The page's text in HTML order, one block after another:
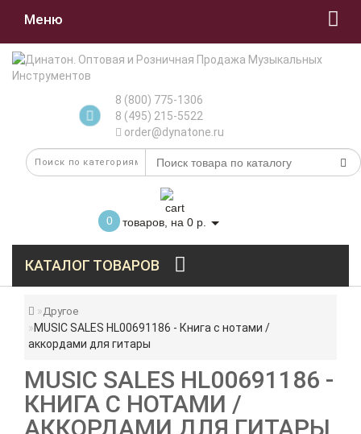
Меню
8 (800) 775-1306
8 (495) 215-5522
order@dynatone.ru
0 товаров, на 0 р.
КАТАЛОГ ТОВАРОВ
Другое
MUSIC SALES HL00691186 - Книга с нотами /
аккордами для гитары
MUSIC SALES HL00691186 -
КНИГА С НОТАМИ /
АККОРДАМИ ДЛЯ ГИТАРЫ